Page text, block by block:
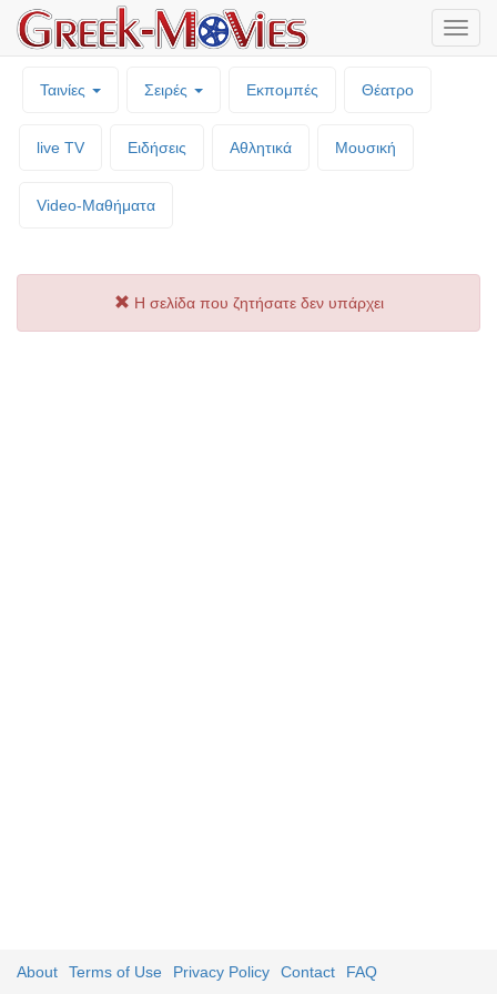
Ταινίες Σειρές Εκπομπές Θέατρο
live TV Ειδήσεις Αθλητικά Μουσική
Video-Mαθήματα
Η σελίδα που ζητήσατε δεν υπάρχει
About Terms of Use Privacy Policy Contact FAQ